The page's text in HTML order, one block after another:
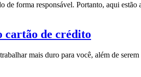
de forma responsável. Portanto, aqui estão
cartão de crédito
mais duro para você, além de